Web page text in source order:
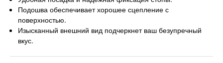
Подошва обеспечивает хорошее сцепление с
поверхностью.
Изысканный внешний вид подчеркнет ваш безупречный
вкус.